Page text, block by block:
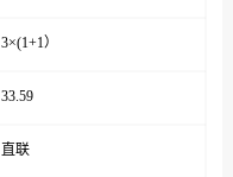
3×(1+1）
33.59
直联